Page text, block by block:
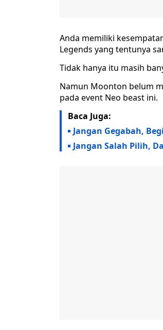
Anda memiliki
Legends yang tentunya
Tidak hanya itu masih
Namun Moonton belum
pada event Neo beast ini.
Baca Juga:
Jangan Gegabah,
Jangan Salah Pilih,